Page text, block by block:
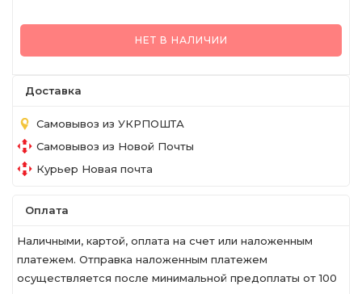
НЕТ В НАЛИЧИИ
Доставка
Самовывоз из УКРПОШТА
Самовывоз из Новой Почты
Курьер Новая почта
Оплата
Наличными, картой, оплата на счет или наложенным
платежем. Отправка наложенным платежем
осуществляется после минимальной предоплаты от 100